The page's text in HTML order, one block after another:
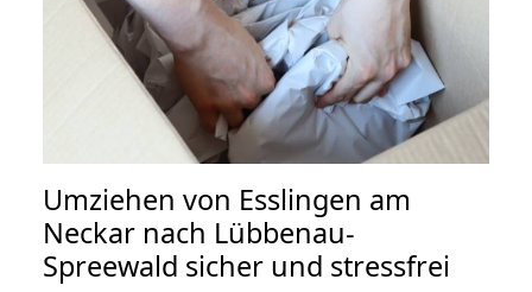
Umziehen von Esslingen am
Neckar nach Lübbenau-
Spreewald sicher und stressfrei